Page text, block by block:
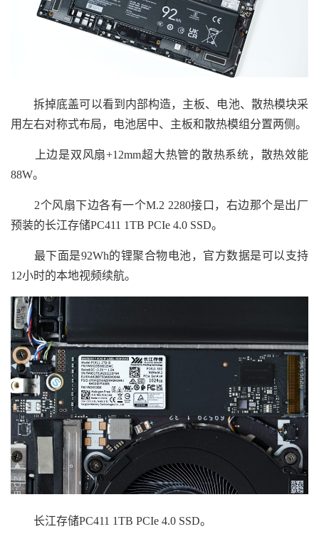
拆掉底盖可以看到内部构造，主板、电池、散热模块采
用左右对称式布局，电池居中、主板和散热模组分置两侧。
上边是双风扇+12mm超大热管的散热系统，散热效能
88W。
2个风扇下边各有一个M.2 2280接口，右边那个是出厂
预装的长江存储PC411 1TB PCIe 4.0 SSD。
最下面是92Wh的锂聚合物电池，官方数据是可以支持
12小时的本地视频续航。
长江存储PC411 1TB PCIe 4.0 SSD。